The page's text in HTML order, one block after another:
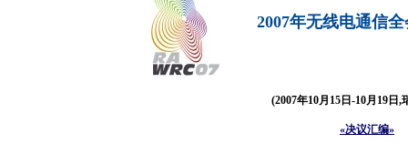
2007年无线电通信
(2007年10月15日-10月19日,
«决议汇编»